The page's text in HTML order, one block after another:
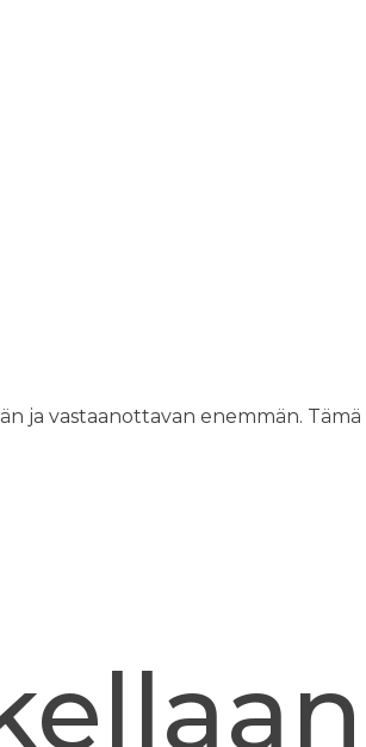
ja vastaanottavan enemmän. Tämä